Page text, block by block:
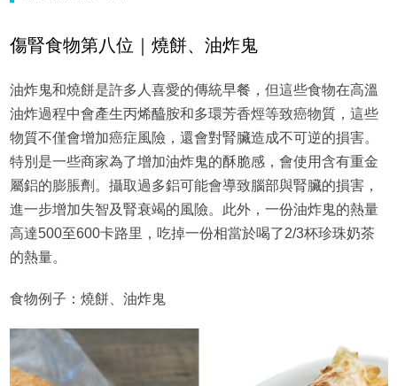
傷腎食物第八位｜燒餅、油炸鬼
油炸鬼和燒餅是許多人喜愛的傳統早餐，但這些食物在高溫
油炸過程中會產生丙烯醯胺和多環芳香烴等致癌物質，這些
物質不僅會增加癌症風險，還會對腎臟造成不可逆的損害。
特別是一些商家為了增加油炸鬼的酥脆感，會使用含有重金
屬鋁的膨脹劑。攝取過多鋁可能會導致腦部與腎臟的損害，
進一步增加失智及腎衰竭的風險。此外，一份油炸鬼的熱量
高達500至600卡路里，吃掉一份相當於喝了2/3杯珍珠奶茶
的熱量。
食物例子：燒餅、油炸鬼